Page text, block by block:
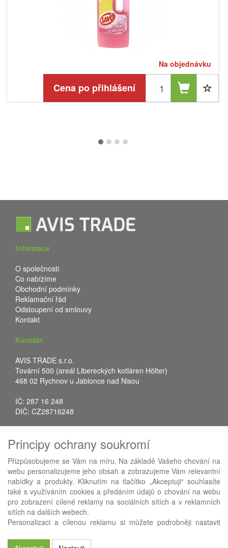
Na objednávku
Cena po přihlášení
Informace
O společnosti
Co nabízíme
Obchodní podmínky
Reklamační řád
Odstoupení od smlouvy
Kontakt
Kontakt
AVIS TRADE s.r.o.
Tovární 500 (areál Libereckých kotláren Hölter)
468 02 Rychnov u Jablonce nad Nisou
IČ: 287 16 248
DIČ: CZ28716248
Fax: +420 483 034 590
E-mail:info@avistrade.cz
Web:www.avistrade.cz
Používáme ABRA eShop- nejlepší řešení e-commerce pro náš
Principy ochrany soukromí
Přizpůsobujeme se Vám na míru. Na základě Vašeho chování na
webu personalizujeme jeho obsah a zobrazujeme Vám relevantní
nabídky a produkty. Kliknutím na tlačítko „Akceptuji“ souhlasíte
také s využíváním cookies a předáním údajů o chování na webu
pro zobrazení cílené reklamy na sociálních sítích a v reklamních
sítích na dalších webech.
Personalizaci a cílenou reklamu si můžete podrobněji nastavit